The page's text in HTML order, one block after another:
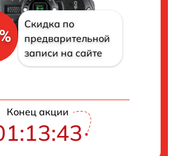
Скидка по
предварительной
записи на сайте
Конец акции